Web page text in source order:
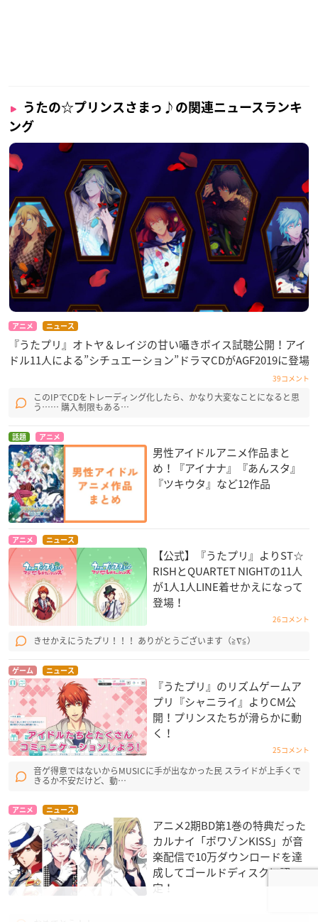
うたの☆プリンスさまっ♪の関連ニュースランキ
ング
アニメ ニュース
『うたプリ』オトヤ＆レイジの甘い囁きボイス試聴公開！アイ
ドル11人による”シチュエーション”ドラマCDがAGF2019に登場
39コメント
このIPでCDをトレーディング化したら、かなり大変なことになると思
う…… 購入制限もある…
話題 アニメ
男性アイドルアニメ作品まと
め！『アイナナ』『あんスタ』
『ツキウタ』など12作品
アニメ ニュース
【公式】『うたプリ』よりST☆
RISHとQUARTET NIGHTの11人
が1人1人LINE着せかえになって
登場！
26コメント
きせかえにうたプリ！！！ ありがとうございます（≧∇≦）
ゲーム ニュース
『うたプリ』のリズムゲームア
プリ『シャニライ』よりCM公
開！プリンスたちが滑らかに動
く！
25コメント
音ゲ得意ではないからMUSICに手が出なかった民 スライドが上手くで
きるか不安だけど、動…
アニメ ニュース
アニメ2期BD第1巻の特典だった
カルナイ「ポワゾンKISS」が音
楽配信で10万ダウンロードを達
成してゴールドディスクに認
定！